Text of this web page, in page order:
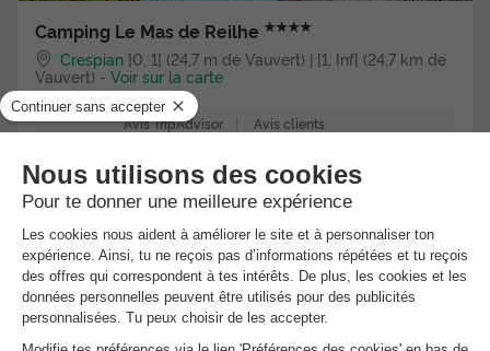
Camping Le Mas de Reilhe ★★★★
Crespian ]0, 1[ (24,7 m de Vauvert) | [1, Inf[ (24,7 km de
Vauvert) - Voir sur la carte
Avis TripAdvisor
Avis clients
Wifi gratuit Piscine extérieure chauffée
+ 2
BUNGALOW TOILÉ 2 personnes - Coco Sweet (sans
sanitaires)
Meilleur prix pour 7 nuits